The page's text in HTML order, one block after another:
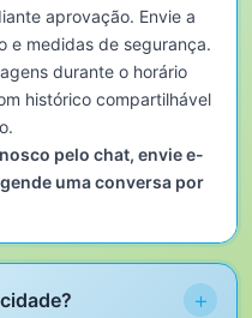
aprovação. Envie a
e medidas de segurança.
durante o horário
histórico compartilhável
pelo chat, envie e-
uma conversa por
+